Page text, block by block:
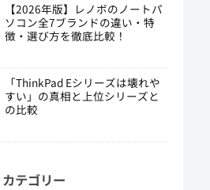
【2026年版】レノボのノートパ
ソコン全7ブランドの違い・特
徴・選び方を徹底比較！
「ThinkPad Eシリーズは壊れや
すい」の真相と上位シリーズと
の比較
カテゴリー